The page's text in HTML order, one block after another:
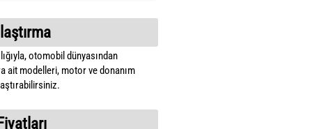
otomobil dünyasından
ait modelleri, motor ve donanım